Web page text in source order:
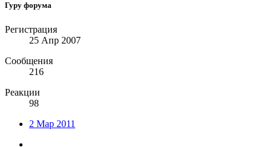
Гуру форума
Регистрация
25 Апр 2007
Сообщения
216
Реакции
98
2 Мар 2011